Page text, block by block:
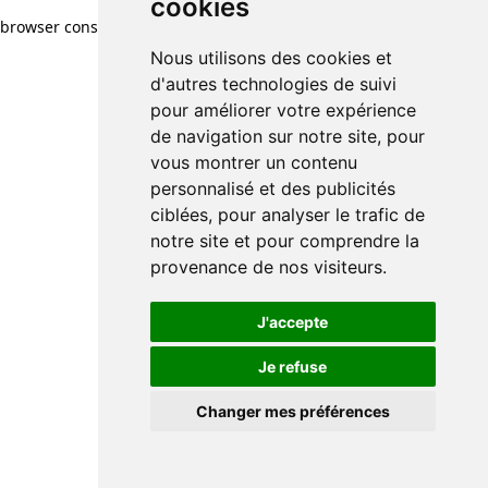
cookies
Nous utilisons des cookies et
d'autres technologies de suivi
pour améliorer votre expérience
de navigation sur notre site, pour
vous montrer un contenu
personnalisé et des publicités
ciblées, pour analyser le trafic de
notre site et pour comprendre la
provenance de nos visiteurs.
J'accepte
Je refuse
Changer mes préférences
browser console for more information)